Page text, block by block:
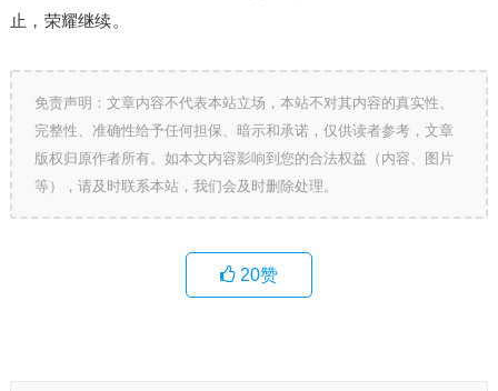
止，荣耀继续。
免责声明：文章内容不代表本站立场，本站不对其内容的真实性、
完整性、准确性给予任何担保、暗示和承诺，仅供读者参考，文章
版权归原作者所有。如本文内容影响到您的合法权益（内容、图片
等），请及时联系本站，我们会及时删除处理。
20赞